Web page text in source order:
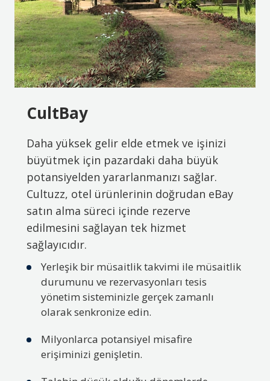
CultBay
Daha yüksek gelir elde etmek ve işinizi
büyütmek için pazardaki daha büyük
potansiyelden yararlanmanızı sağlar.
Cultuzz, otel ürünlerinin doğrudan eBay
satın alma süreci içinde rezerve
edilmesini sağlayan tek hizmet
sağlayıcıdır.
Yerleşik bir müsaitlik takvimi ile müsaitlik
durumunu ve rezervasyonları tesis
yönetim sisteminizle gerçek zamanlı
olarak senkronize edin.
Milyonlarca potansiyel misafire
erişiminizi genişletin.